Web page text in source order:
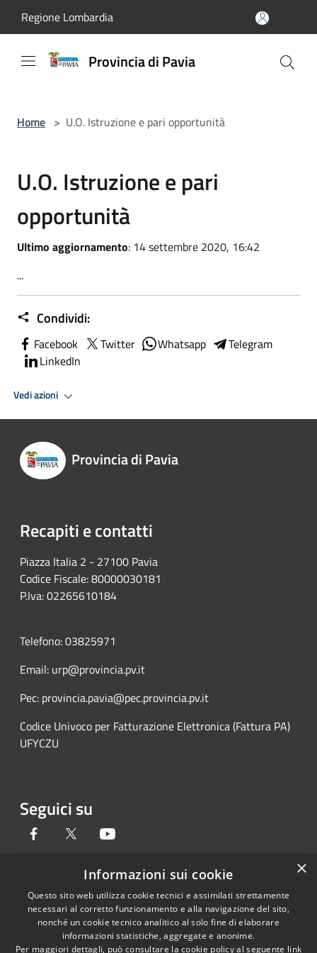
Regione Lombardia
Provincia di Pavia
Home > U.O. Istruzione e pari opportunità
U.O. Istruzione e pari
opportunità
Ultimo aggiornamento: 14 settembre 2020, 16:42
...
Condividi:
Facebook Twitter Whatsapp
Telegram
LinkedIn
Vedi azioni
Provincia di Pavia
Recapiti e contatti
Piazza Italia 2 - 27100 Pavia
Codice Fiscale: 80000030181
P.Iva: 02265610184
Telefono: 03825971
Email: urp@provincia.pv.it
Pec: provincia.pavia@pec.provincia.pv.it
Codice Univoco per Fatturazione Elettronica (Fattura PA)
UFYCZU
Seguici su
Facebook Twitter
RSS
Accessibilità
Copyright © 2026 • Provincia di
Pavia • Powered by
Municipium•Accesso
×
Informazioni sui cookie
Questo sito web utilizza cookie tecnici e assimilati strettamente
necessari al corretto funzionamento e alla navigazione del sito,
nonché un cookie tecnico analitico al solo fine di elaborare
informazioni statistiche, aggregate e anonime.
Per maggiori dettagli, può consultare la cookie policy al seguente link